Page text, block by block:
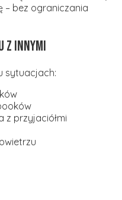
– bez ograniczania
z innymi
sytuacjach:
z przyjaciółmi